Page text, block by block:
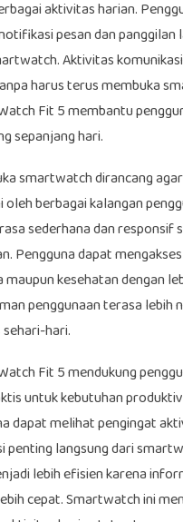
aktivitas harian.
pesan dan panggilan
Aktivitas
harus terus membuka
Fit 5 membantu
sepanjang hari.
smartwatch dirancang
oleh berbagai kalangan
sederhana dan responsif
Pengguna dapat
kesehatan dengan
penggunaan terasa lebih
hari.
Fit 5 mendukung
untuk kebutuhan
dapat melihat pengingat
penting langsung dari
lebih efisien karena
cepat. Smartwatch ini